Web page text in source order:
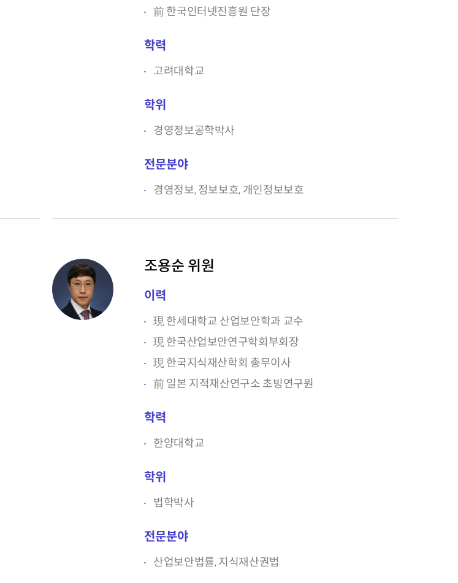
前 한국인터넷진흥원 단장
학력
고려대학교
학위
경영정보공학박사
전문분야
경영정보, 정보보호, 개인정보보호
조용순 위원
이력
現 한세대학교 산업보안학과 교수
現 한국산업보안연구학회부회장
現 한국지식재산학회 총무이사
前 일본 지적재산연구소 초빙연구원
학력
한양대학교
학위
법학박사
전문분야
산업보안법률, 지식재산권법